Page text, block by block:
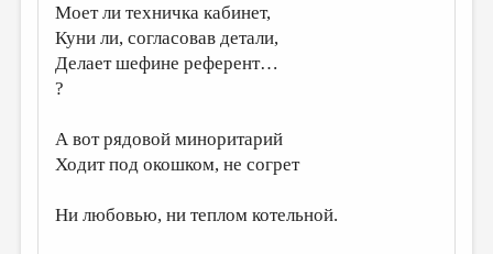
Моет ли техничка кабинет,
Куни ли, согласовав детали,
Делает шефине референт…
?
А вот рядовой миноритарий
Ходит под окошком, не согрет
Ни любовью, ни теплом котельной.